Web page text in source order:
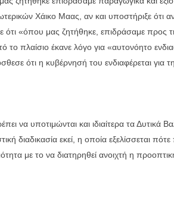
Χάικο Μαας, αν και υποστήριξε ότι αν
ότι «όπου μας ζητήθηκε, επιδράσαμε προς
το πλαίσιο έκανε λόγο για «αυτονόητο
ότι η κυβέρνησή του ενδιαφέρεται
να υποτιμώνται και ιδιαίτερα τα Δυτικά
διαδικασία εκεί, η οποία εξελίσσεται
με το να διατηρηθεί ανοιχτή η